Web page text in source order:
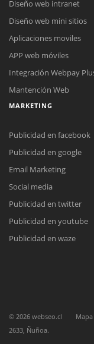
Nuestros ejecutivos
Todos nuestros
Diseño web intranet
Diseño web mini sitios
Aplicaciones moviles
APP web móviles
Integración Webpay
Mantención Web
MARKETING
Publicidad en facebook
Publicidad en google
Email Marketing
Social media
Publicidad en twitter
Publicidad en youtube
Publicidad en waze
© 2026 webseo.cl
2633, Ñuñoa.